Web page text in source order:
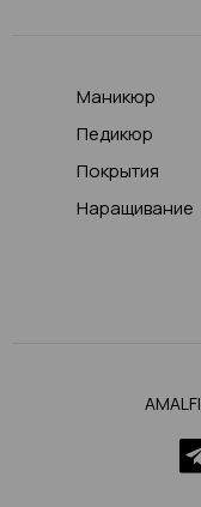
Маникюр
Педикюр
Покрытия
Наращивание